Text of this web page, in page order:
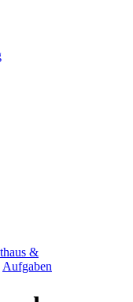
&
Aufgaben